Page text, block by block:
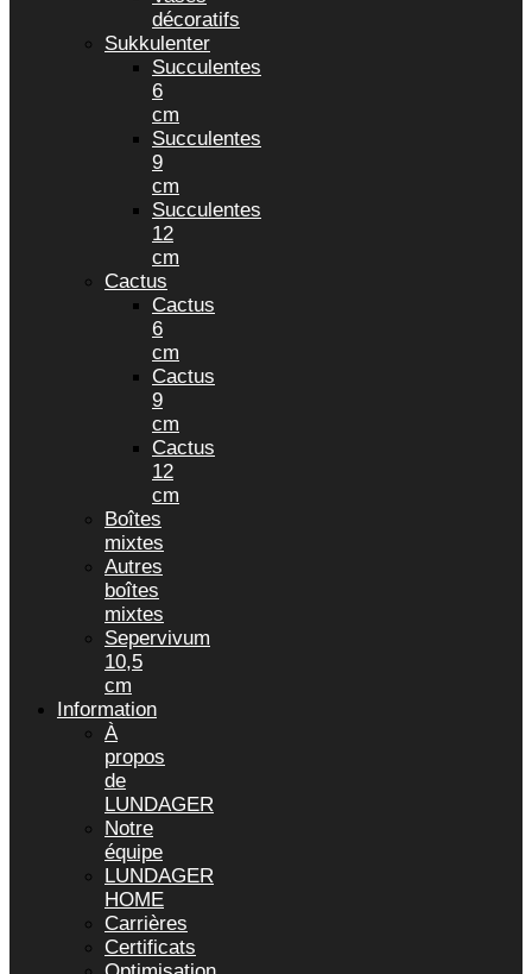
décoratifs
Sukkulenter
Succulentes
6
cm
Succulentes
9
cm
Succulentes
12
cm
Cactus
Cactus
6
cm
Cactus
9
cm
Cactus
12
cm
Boîtes
mixtes
Autres
boîtes
mixtes
Sepervivum
10,5
cm
Information
À
propos
de
LUNDAGER
Notre
équipe
LUNDAGER
HOME
Carrières
Certificats